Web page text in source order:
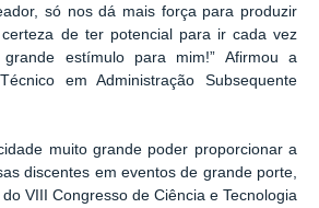
só nos dá mais força para produzir
de ter potencial para ir cada vez
estímulo para mim!” Afirmou a
em Administração Subsequente
muito grande poder proporcionar a
discentes em eventos de grande porte,
VIII Congresso de Ciência e Tecnologia